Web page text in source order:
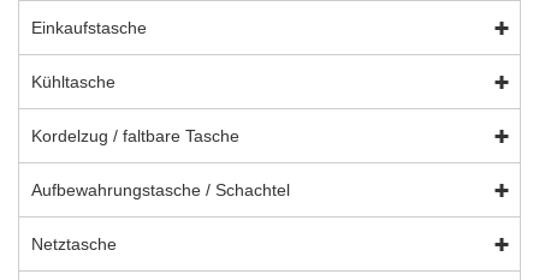
Einkaufstasche
Kühltasche
Kordelzug / faltbare Tasche
Aufbewahrungstasche / Schachtel
Netztasche